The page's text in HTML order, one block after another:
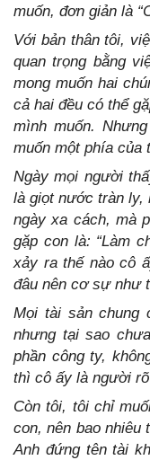
muốn, đơn giản là
Với bản thân tôi,
quan trọng bằng
mong muốn hai
cả hai đều có thể
mình muốn.
muốn một phía của
Ngày mọi người
là giọt nước tràn ly,
ngày xa cách, mà
gặp con là: “Làm
xảy ra thế nào cô
đâu nên cơ sự như
Mọi tài sản chung
nhưng tại sao
phần công ty,
thì cô ấy là người
Còn tôi, tôi chỉ
con, nên bao nhiêu
Anh đứng tên tài